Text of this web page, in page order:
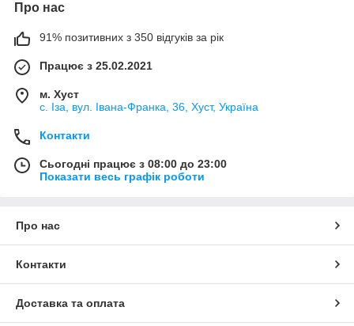
Про нас
91% позитивних з 350 відгуків за рік
Працює з 25.02.2021
м. Хуст
с. Іза, вул. Івана-Франка, 36, Хуст, Україна
Контакти
Сьогодні працює з 08:00 до 23:00
Показати весь графік роботи
Про нас
Контакти
Доставка та оплата